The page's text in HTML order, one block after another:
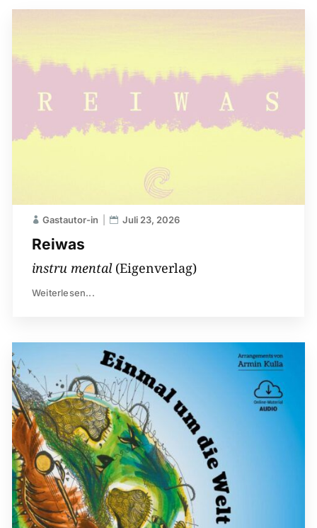
Reiwas
Gastautor-in Juli 23, 2026
instru mental(Eigenverlag)
Weiterlesen...